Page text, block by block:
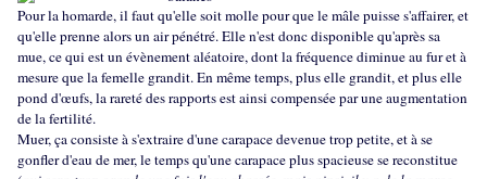
Pour la homarde, il faut qu'elle soit molle pour que le mâle puisse s'affairer, et
qu'elle prenne alors un air pénétré. Elle n'est donc disponible qu'après sa
mue, ce qui est un évènement aléatoire, dont la fréquence diminue au fur et à
mesure que la femelle grandit. En même temps, plus elle grandit, et plus elle
pond d'œufs, la rareté des rapports est ainsi compensée par une augmentation
de la fertilité.
Muer, ça consiste à s'extraire d'une carapace devenue trop petite, et à se
gonfler d'eau de mer, le temps qu'une carapace plus spacieuse se reconstitue